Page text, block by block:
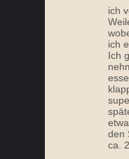
ich
ich
Ich
den
ca.